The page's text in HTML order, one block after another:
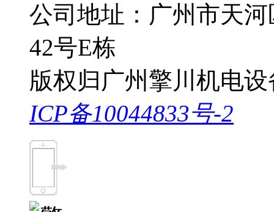
公司地址：广州市天
42号E栋
版权归广州擎川机电
ICP备10044833号-2